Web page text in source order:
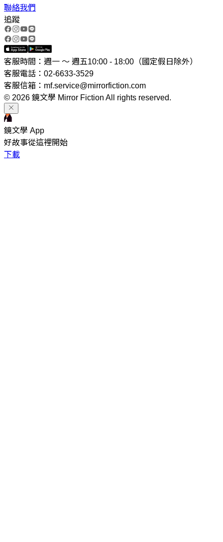
聯絡我們
追蹤
客服時間：週一 ～ 週五10:00 - 18:00（國定假日除外）
客服電話：02-6633-3529
客服信箱：mf.service@mirrorfiction.com
© 2026 鏡文學 Mirror Fiction All rights reserved.
鏡文學 App
好故事從這裡開始
下載